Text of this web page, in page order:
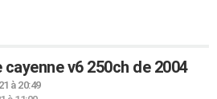
v6 250ch de 2004
à 20:49